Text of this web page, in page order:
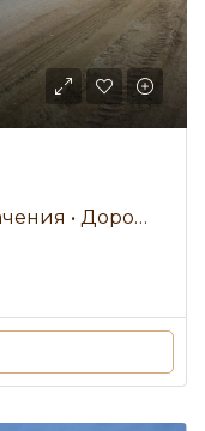
Земля коммерческого назначения • Дорожная улица • Продажа